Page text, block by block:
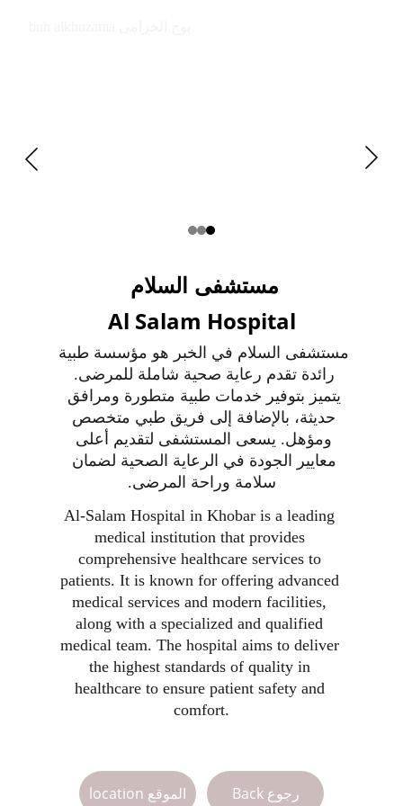
Back رجوع
مستشفى السلام في الخبر هو مؤسسة طبية
رائدة تقدم رعاية صحية شاملة للمرضى.
يتميز بتوفير خدمات طبية متطورة ومرافق
حديثة، بالإضافة إلى فريق طبي متخصص
ومؤهل. يسعى المستشفى لتقديم أعلى
معايير الجودة في الرعاية الصحية لضمان
سلامة وراحة المرضى.
Al-Salam Hospital in Khobar is a leading
medical institution that provides
comprehensive healthcare services to
patients. It is known for offering advanced
medical services and modern facilities,
along with a specialized and qualified
medical team. The hospital aims to deliver
the highest standards of quality in
healthcare to ensure patient safety and
comfort.
location الموقع
مستشفى السلام
Al Salam Hospital